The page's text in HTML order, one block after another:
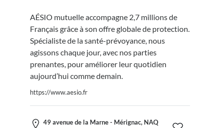
AÉSIO mutuelle accompagne 2,7 millions de
Français grâce à son offre globale de protection.
Spécialiste de la santé-prévoyance, nous
agissons chaque jour, avec nos parties
prenantes, pour améliorer leur quotidien
aujourd’hui comme demain.
https://www.aesio.fr
49 avenue de la Marne - Mérignac, NAQ